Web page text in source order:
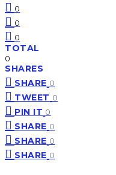
0
0
0
TOTAL
0
SHARES
SHARE 0
TWEET 0
PIN IT 0
SHARE 0
SHARE 0
SHARE 0